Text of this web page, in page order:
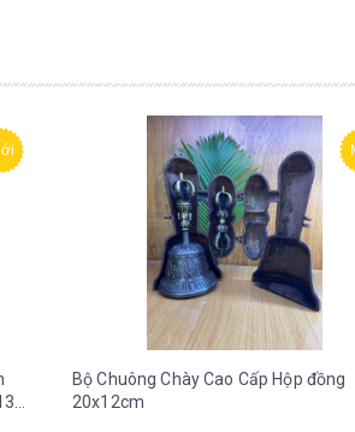
Bộ Chuông Chày Cao Cấp Hộp đồng
20x12cm